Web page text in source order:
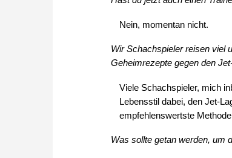
Nein, momentan nicht.
Wir Schachspieler reisen viel
Geheimrezepte gegen den
Viele Schachspieler, mich
Lebensstil dabei, den Jet-
empfehlenswertste
Was sollte getan werden, um